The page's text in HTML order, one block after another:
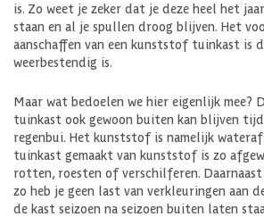
is. Zo weet je zeker dat je deze heel het
staan en al je spullen droog blijven. Het
aanschaffen van een kunststof tuinkast is
weerbestendig is.
Maar wat bedoelen we hier eigenlijk
tuinkast ook gewoon buiten kan blijven
regenbui. Het kunststof is namelijk
tuinkast gemaakt van kunststof is zo
rotten, roesten of verschilferen.
zo heb je geen last van verkleuringen aan
de kast seizoen na seizoen buiten laten